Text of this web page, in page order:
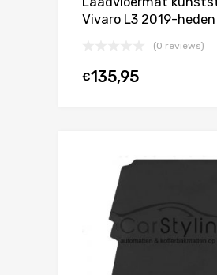
Vivaro L3 2019-heden
(0 reviews)
€135,95